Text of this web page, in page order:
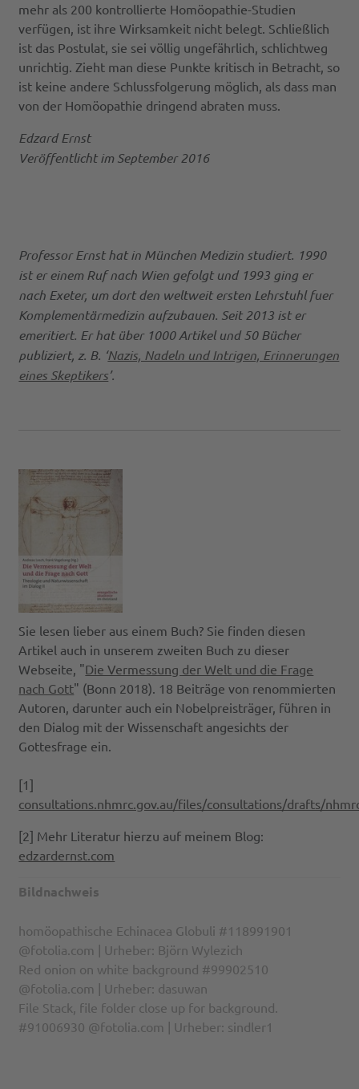
mehr als 200 kontrollierte Homöopathie-Studien
verfügen, ist ihre Wirksamkeit nicht belegt. Schließlich
ist das Postulat, sie sei völlig ungefährlich, schlichtweg
unrichtig. Zieht man diese Punkte kritisch in Betracht, so
ist keine andere Schlussfolgerung möglich, als dass man
von der Homöopathie dringend abraten muss.
Edzard Ernst
Veröffentlicht im September 2016
Professor Ernst hat in München Medizin studiert. 1990
ist er einem Ruf nach Wien gefolgt und 1993 ging er
nach Exeter, um dort den weltweit ersten Lehrstuhl fuer
Komplementärmedizin aufzubauen. Seit 2013 ist er
emeritiert. Er hat über 1000 Artikel und 50 Bücher
publiziert, z. B. ‘Nazis, Nadeln und Intrigen, Erinnerungen
eines Skeptikers’.
Sie lesen lieber aus einem Buch? Sie finden diesen
Artikel auch in unserem zweiten Buch zu dieser
Webseite, "Die Vermessung der Welt und die Frage
nach Gott" (Bonn 2018). 18 Beiträge von renommierten
Autoren, darunter auch ein Nobelpreisträger, führen in
den Dialog mit der Wissenschaft angesichts der
Gottesfrage ein.
[1]
consultations.nhmrc.gov.au/files/consultations/drafts/
[2] Mehr Literatur hierzu auf meinem Blog:
edzardernst.com
Bildnachweis
homöopathische Echinacea Globuli #118991901
@fotolia.com | Urheber: Björn Wylezich
Red onion on white background #99902510
@fotolia.com | Urheber: dasuwan
File Stack, file folder close up for background.
#91006930 @fotolia.com | Urheber: sindler1